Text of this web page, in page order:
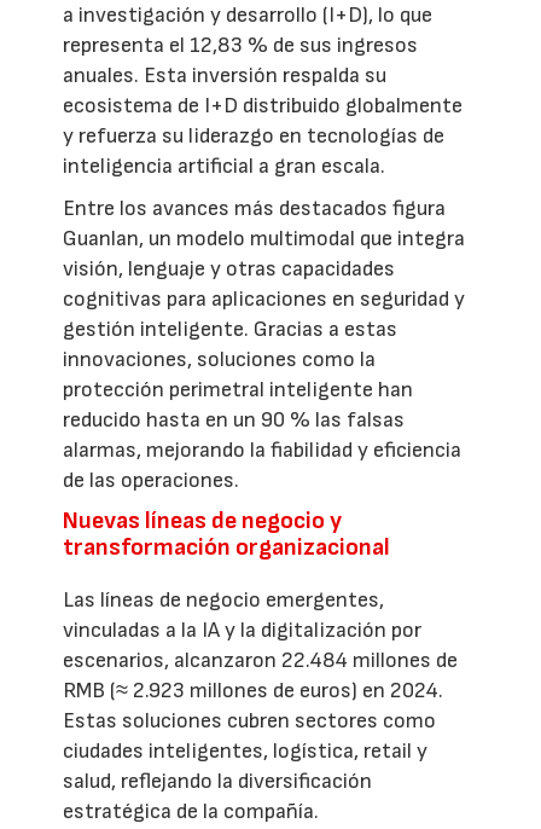
a investigación y desarrollo (I+D), lo que
representa el 12,83 % de sus ingresos
anuales. Esta inversión respalda su
ecosistema de I+D distribuido globalmente
y refuerza su liderazgo en tecnologías de
inteligencia artificial a gran escala.
Entre los avances más destacados figura
Guanlan, un modelo multimodal que integra
visión, lenguaje y otras capacidades
cognitivas para aplicaciones en seguridad y
gestión inteligente. Gracias a estas
innovaciones, soluciones como la
protección perimetral inteligente han
reducido hasta en un 90 % las falsas
alarmas, mejorando la fiabilidad y eficiencia
de las operaciones.
Nuevas líneas de negocio y
transformación organizacional
Las líneas de negocio emergentes,
vinculadas a la IA y la digitalización por
escenarios, alcanzaron 22.484 millones de
RMB (≈ 2.923 millones de euros) en 2024.
Estas soluciones cubren sectores como
ciudades inteligentes, logística, retail y
salud, reflejando la diversificación
estratégica de la compañía.